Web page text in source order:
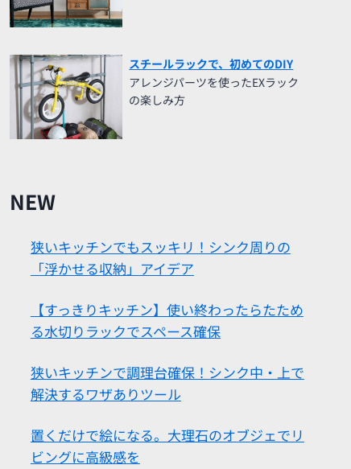
スチールラックで、初めてのDIY
アレンジパーツを使ったEXラック
の楽しみ方
NEW
狭いキッチンでもスッキリ！シンク周りの
「浮かせる収納」アイデア
【すっきりキッチン】使い終わったらたため
る水切りラックでスペース確保
狭いキッチンで調理台確保！シンク中・上で
解決するワザありツール
置くだけで絵になる。大理石のオブジェでリ
ビングに高級感を